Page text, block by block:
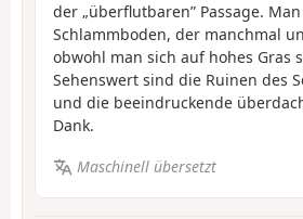
der „überflutbaren” Passage.
Schlammboden, der manchmal
obwohl man sich auf hohes Gras
Sehenswert sind die Ruinen des
und die beeindruckende
Dank.
Maschinell übersetzt